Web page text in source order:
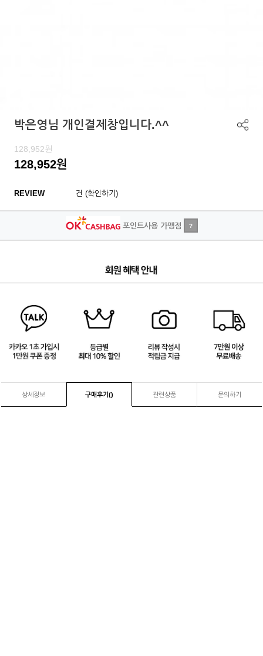
박은영님 개인결제창입니다.^^
128,952원
128,952원
REVIEW 건 (확인하기)
포인트사용 가맹점 ?
상세정보 구매후기() 관련상품 문의하기